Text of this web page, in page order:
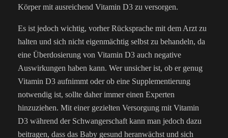
Körper mit ausreichend Vitamin D3 zu versorgen.
Es ist jedoch wichtig, vorher Rücksprache mit dem Arzt zu
halten und sich nicht eigenmächtig selbst zu behandeln, da
eine Überdosierung von Vitamin D3 auch negative
Auswirkungen haben kann. Wer unsicher ist, ob er genug
Vitamin D3 aufnimmt oder ob eine Supplementierung
notwendig ist, sollte daher immer einen Experten
hinzuziehen. Mit einer gezielten Versorgung mit Vitamin
D3 während der Schwangerschaft kann man jedoch dazu
beitragen, dass das Baby gesund heranwächst und sich